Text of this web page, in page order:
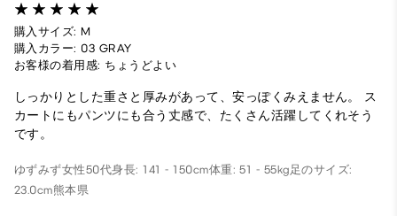
購入サイズ: M
購入カラー: 03 GRAY
お客様の着用感: ちょうどよい
しっかりとした重さと厚みがあって、安っぽくみえません。 ス
カートにもパンツにも合う丈感で、たくさん活躍してくれそう
です。
ゆずみず女性50代身長: 141 - 150cm体重: 51 - 55kg足のサイズ:
23.0cm熊本県